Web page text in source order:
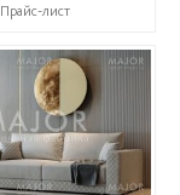
Прайс-лист